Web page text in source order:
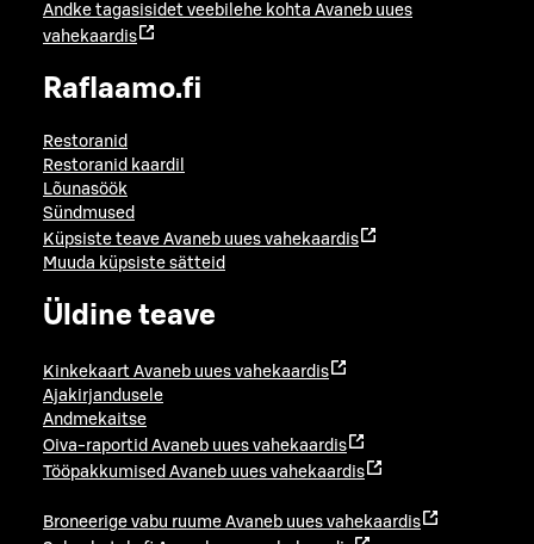
Andke tagasisidet veebilehe kohta Avaneb uues
vahekaardis
Raflaamo.fi
Restoranid
Restoranid kaardil
Lõunasöök
Sündmused
Küpsiste teave Avaneb uues vahekaardis
Muuda küpsiste sätteid
Üldine teave
Kinkekaart Avaneb uues vahekaardis
Ajakirjandusele
Andmekaitse
Oiva-raportid Avaneb uues vahekaardis
Tööpakkumised Avaneb uues vahekaardis
Broneerige vabu ruume Avaneb uues vahekaardis